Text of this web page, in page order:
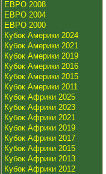
ЕВРО 2008
ЕВРО 2004
ЕВРО 2000
Кубок Америки 2024
Кубок Америки 2021
Кубок Америки 2019
Кубок Америки 2016
Кубок Америки 2015
Кубок Америки 2011
Кубок Африки 2025
Кубок Африки 2023
Кубок Африки 2021
Кубок Африки 2019
Кубок Африки 2017
Кубок Африки 2015
Кубок Африки 2013
Кубок Африки 2012